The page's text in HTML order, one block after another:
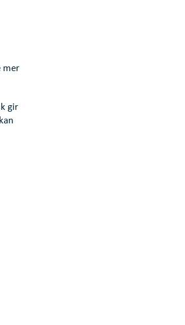
mer
gir